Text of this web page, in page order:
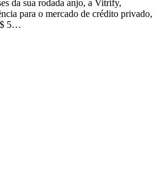
da sua rodada anjo, a Vitrify,
para o mercado de crédito privado,
5…